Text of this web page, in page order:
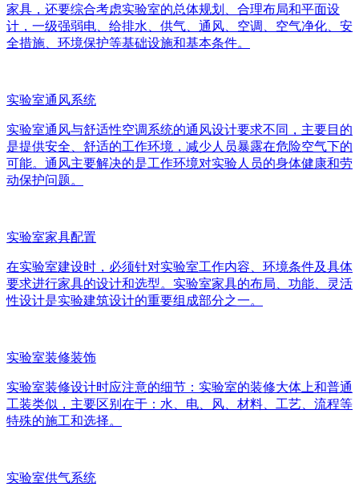
家具，还要综合考虑实验室的总体规划、合理布局和平面设
计，一级强弱电、给排水、供气、通风、空调、空气净化、安
全措施、环境保护等基础设施和基本条件。
实验室通风系统
实验室通风与舒适性空调系统的通风设计要求不同，主要目的
是提供安全、舒适的工作环境，减少人员暴露在危险空气下的
可能。通风主要解决的是工作环境对实验人员的身体健康和劳
动保护问题。
实验室家具配置
在实验室建设时，必须针对实验室工作内容、环境条件及具体
要求进行家具的设计和选型。实验室家具的布局、功能、灵活
性设计是实验建筑设计的重要组成部分之一。
实验室装修装饰
实验室装修设计时应注意的细节：实验室的装修大体上和普通
工装类似，主要区别在于：水、电、风、材料、工艺、流程等
特殊的施工和选择。
实验室供气系统